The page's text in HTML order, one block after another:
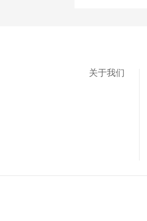
关于我们